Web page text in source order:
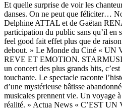
Et quelle surprise de voir les
danses. On ne peut que féliciter…
Delphine ATTAL et de Gaëtan
participation du public sans qu’il en
feel good fait effet plus que de
debout. » Le Monde du Ciné «
REVE ET EMOTION.
un concert des plus grands hits,
touchante. Le spectacle raconte
d’une mystérieuse bâtisse
musicales prennent vie. Un voyage
réalité. » Actua News « C’EST